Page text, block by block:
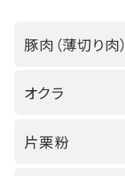
豚肉（薄切り肉）
オクラ
片栗粉